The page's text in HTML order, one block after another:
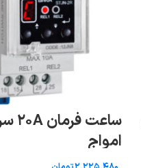
امواج